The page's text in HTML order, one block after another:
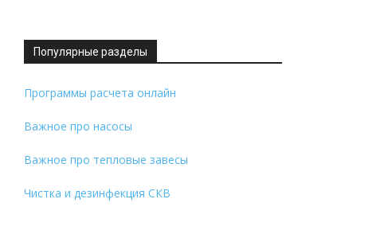
Популярные разделы
Программы расчета онлайн
Важное про насосы
Важное про тепловые завесы
Чистка и дезинфекция СКВ